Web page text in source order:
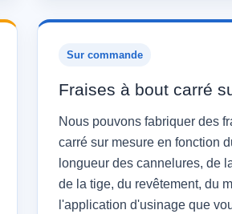
Sur commande
Fraises à bout carré
Nous pouvons fabriquer des
carré sur mesure en fonction
longueur des cannelures, de
de la tige, du revêtement, du
l'application d'usinage que